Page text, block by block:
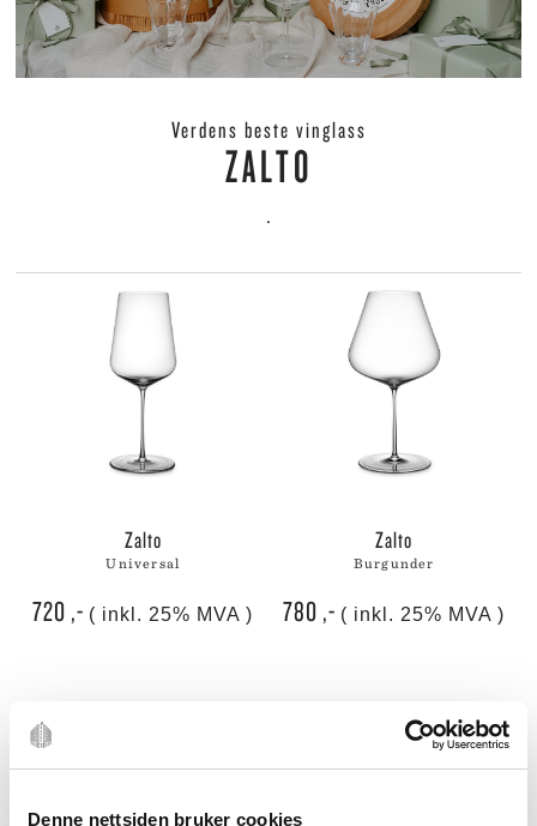
Denne nettsiden bruker cookies
Verdens beste vinglass
ZALTO
.
zalto
universal
720 ,- ( inkl. 25% MVA )
zalto
burgunder
780 ,- ( inkl. 25% MVA )